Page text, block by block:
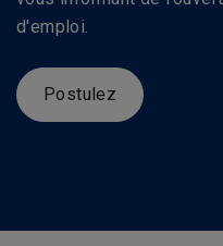
d'emploi.
Postulez